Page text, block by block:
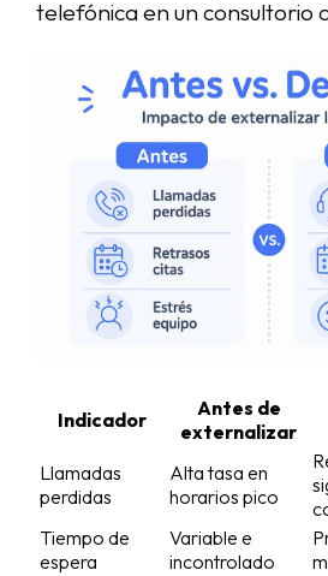
telefónica en un consultorio
Indicador
Antes de
externalizar
Llamadas
perdidas
Alta tasa en
horarios pico
Tiempo de
espera
Variable e
incontrolado